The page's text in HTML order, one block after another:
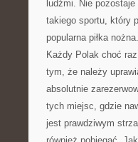
ludźmi. Nie
takiego sportu, który
popularna piłka nożna.
Każdy Polak choć
tym, że należy
absolutnie
tych miejsc, gdzie
jest prawdziwym